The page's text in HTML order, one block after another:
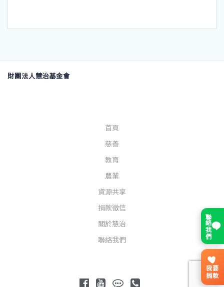
財團法人慧治基金會
首頁
慈善
教育
農業
資源共享
捐款徵信
關於慧治
聯絡我們
聯絡我們
我要
捐款